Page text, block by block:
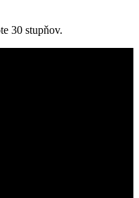
30 stupňov.